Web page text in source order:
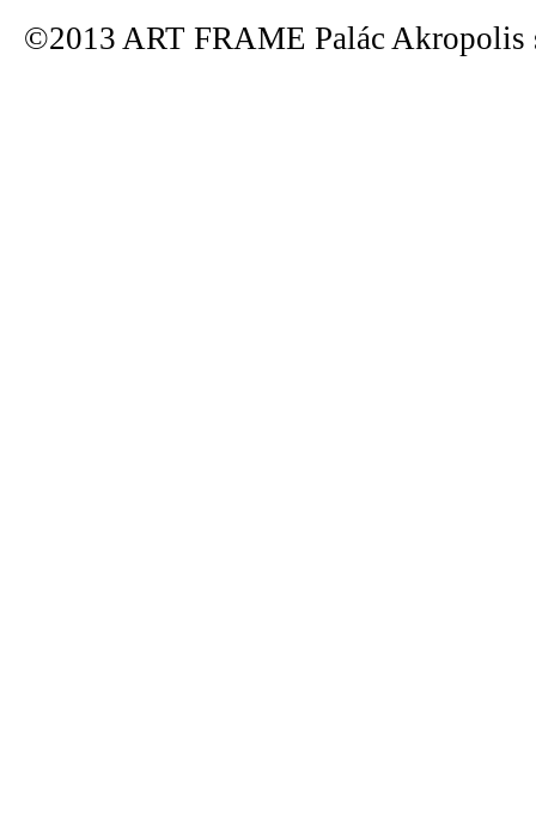
©2013 ART FRAME Palác Akropolis